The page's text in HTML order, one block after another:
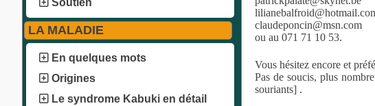
Soutien
LA MALADIE
En quelques mots
Origines
Le syndrome Kabuki en détail
claudeponcin@msn.com
ou au 071 71 10 53.
Vous hésitez encore et
Pas de soucis, plus
souriants] .